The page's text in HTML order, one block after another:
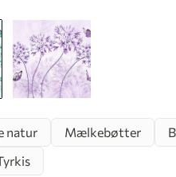
natur Mælkebøtter